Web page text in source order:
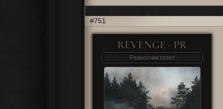
751
REVENGE - PR
Разносчик газет